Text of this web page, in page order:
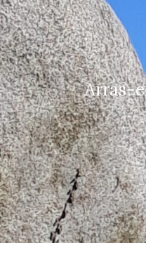
Arras-